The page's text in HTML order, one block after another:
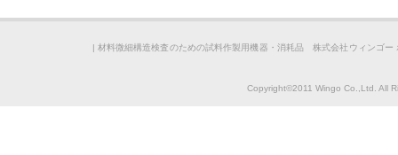
| 材料微細構造検査のための試料作製用機器・消耗品 株式会社ウィンゴー
Copyright©2011 Wingo Co.,Ltd. All